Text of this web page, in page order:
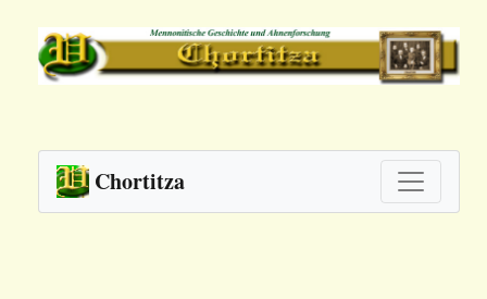
Chortitza